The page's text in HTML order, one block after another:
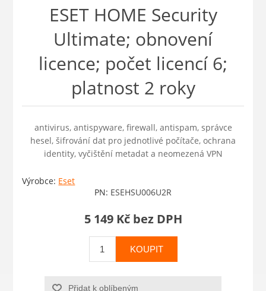
ESET HOME Security
Ultimate; obnovení
licence; počet licencí 6;
platnost 2 roky
antivirus, antispyware, firewall, antispam, správce
hesel, šifrování dat pro jednotlivé počítače, ochrana
identity, vyčištění metadat a neomezená VPN
Výrobce: Eset
PN: ESEHSU006U2R
5 149 Kč bez DPH
KOUPIT
Přidat k oblíbeným